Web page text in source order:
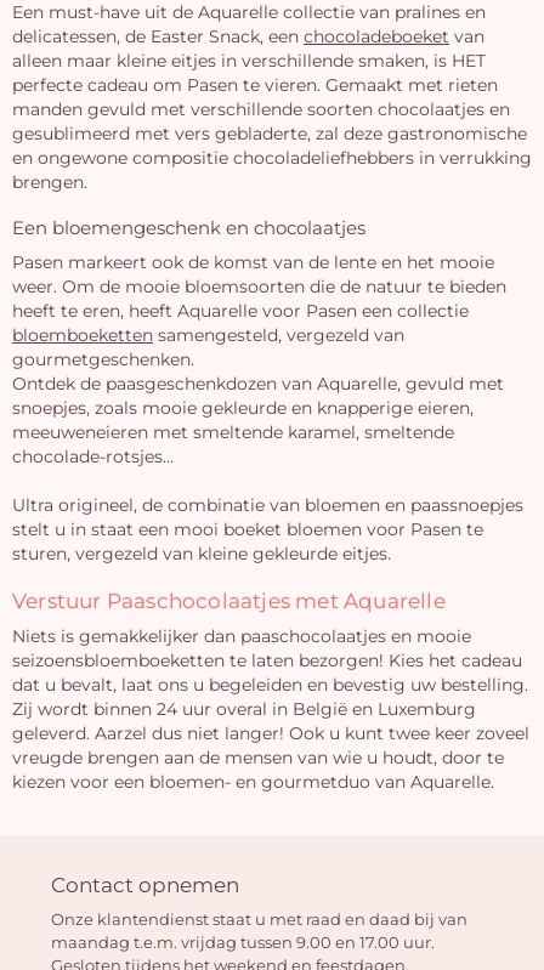
Een must-have uit de Aquarelle collectie van pralines en
delicatessen, de Easter Snack, een chocoladeboeket van
alleen maar kleine eitjes in verschillende smaken, is HET
perfecte cadeau om Pasen te vieren. Gemaakt met rieten
manden gevuld met verschillende soorten chocolaatjes en
gesublimeerd met vers gebladerte, zal deze gastronomische
en ongewone compositie chocoladeliefhebbers in verrukking
brengen.
Een bloemengeschenk en chocolaatjes
Pasen markeert ook de komst van de lente en het mooie
weer. Om de mooie bloemsoorten die de natuur te bieden
heeft te eren, heeft Aquarelle voor Pasen een collectie
bloemboeketten samengesteld, vergezeld van
gourmetgeschenken.
Ontdek de paasgeschenkdozen van Aquarelle, gevuld met
snoepjes, zoals mooie gekleurde en knapperige eieren,
meeuweneieren met smeltende karamel, smeltende
chocolade-rotsjes...
Ultra origineel, de combinatie van bloemen en paassnoepjes
stelt u in staat een mooi boeket bloemen voor Pasen te
sturen, vergezeld van kleine gekleurde eitjes.
Verstuur Paaschocolaatjes met Aquarelle
Niets is gemakkelijker dan paaschocolaatjes en mooie
seizoensbloemboeketten te laten bezorgen! Kies het cadeau
dat u bevalt, laat ons u begeleiden en bevestig uw bestelling.
Zij wordt binnen 24 uur overal in België en Luxemburg
geleverd. Aarzel dus niet langer! Ook u kunt twee keer zoveel
vreugde brengen aan de mensen van wie u houdt, door te
kiezen voor een bloemen- en gourmetduo van Aquarelle.
Contact opnemen
Onze klantendienst staat u met raad en daad bij van
maandag t.e.m. vrijdag tussen 9.00 en 17.00 uur.
Gesloten tijdens het weekend en feestdagen.